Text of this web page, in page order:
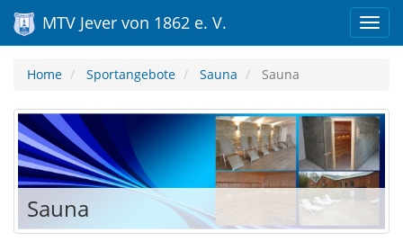
MTV Jever von 1862 e. V.
Home Sportangebote Sauna Sauna
Sauna